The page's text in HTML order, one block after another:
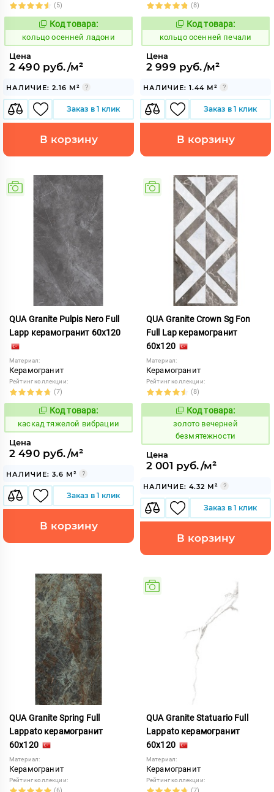
(5)
Код:
742792
Код товара:
кольцо осенней ладони
Цена
2 490 руб./м²
НАЛИЧИЕ: 2.16 М²
Заказ в 1 клик
В корзину
(8)
Код:
742820
Код товара:
кольцо осенней печали
Цена
2 999 руб./м²
НАЛИЧИЕ: 1.44 М²
Заказ в 1 клик
В корзину
QUA Granite Pulpis Nero Full
Lapp керамогранит 60x120
Материал:
Керамогранит
Рейтинг коллекции:
(7)
Код:
638385
Код товара:
каскад тяжелой вибрации
Цена
2 490 руб./м²
НАЛИЧИЕ: 3.6 М²
Заказ в 1 клик
В корзину
QUA Granite Crown Sg Fon
Full Lap керамогранит
60x120
Материал:
Керамогранит
Рейтинг коллекции:
(8)
Код:
517129
Код товара:
золото вечерней
безмятежности
Цена
2 001 руб./м²
НАЛИЧИЕ: 4.32 М²
Заказ в 1 клик
В корзину
QUA Granite Spring Full
Lappato керамогранит
60x120
Материал:
Керамогранит
Рейтинг коллекции:
QUA Granite Statuario Full
Lappato керамогранит
60x120
Материал:
Керамогранит
Рейтинг коллекции: